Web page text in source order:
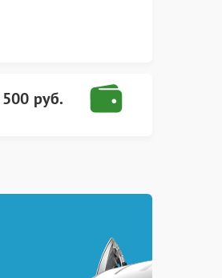
500 руб.